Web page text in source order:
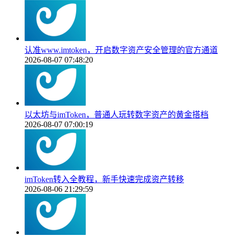
认准www.imtoken，开启数字资产安全管理的官方通道
2026-08-07 07:48:20
以太坊与imToken，普通人玩转数字资产的黄金搭档
2026-08-07 07:00:19
imToken转入全教程，新手快速完成资产转移
2026-08-06 21:29:59